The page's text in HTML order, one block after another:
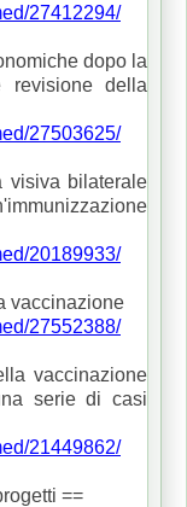
27412294/
dopo la
della
27503625/
visiva bilaterale
20189933/
vaccinazione
27552388/
vaccinazione
serie di casi
21449862/
==